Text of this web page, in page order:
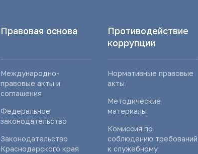
Правовая основа
Международно-
правовые акты и
соглашения
Федеральное
законодательство
Законодательство
Краснодарского края
Противодействие
коррупции
Нормативные правовые
акты
Методические
материалы
Комиссия по
соблюдению требований
к служебному